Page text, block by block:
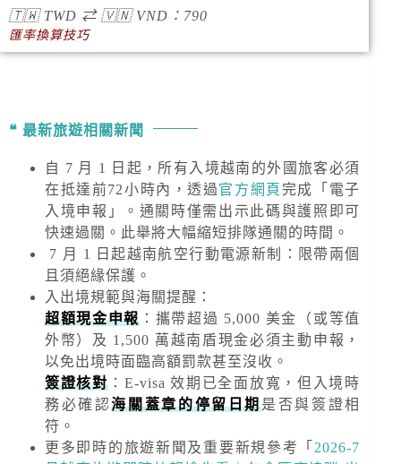
🇹🇼TWD ⇄ 🇻🇳VND ：790
匯率換算技巧
最新旅遊相關新聞
自 7 月 1 日起，所有入境越南的外國旅客必須
在抵達前72小時內，透過官方網頁 完成「電子
入境申報」。通關時僅需出示此碼與護照即可
快速過關。此舉將大幅縮短排隊通關的時間。
7 月 1 日起越南航空行動電源新制：限帶兩個
且須絕緣保護。
入出境規範與海關提醒 ：
超額現金申報 ：攜帶超過 5,000 美金
（或等值
外幣）及 1,500 萬越南盾現金必須主動申報，
以免出境時面臨高額罰款甚至沒收。
簽證核對：E-visa 效期已全面放寬，但入境時
務必確認海關蓋章的停留日期是否與簽證相
符。
更多即時的旅遊新聞及重要新規參考「 2026-7